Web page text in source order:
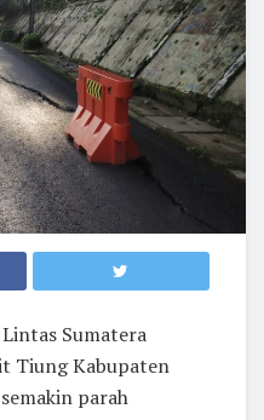
Sumatera
Tiung Kabupaten
parah